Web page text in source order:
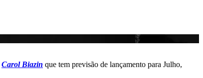
Carol Biazin que tem previsão de lançamento para Julho,